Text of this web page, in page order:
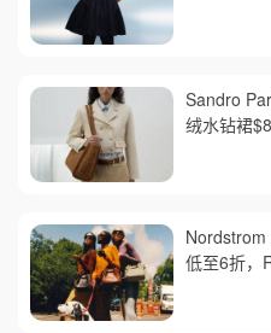
Sandro
绒水钻裙
低至6折，